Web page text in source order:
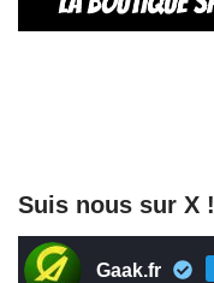
Suis nous sur X !
Gaak.fr